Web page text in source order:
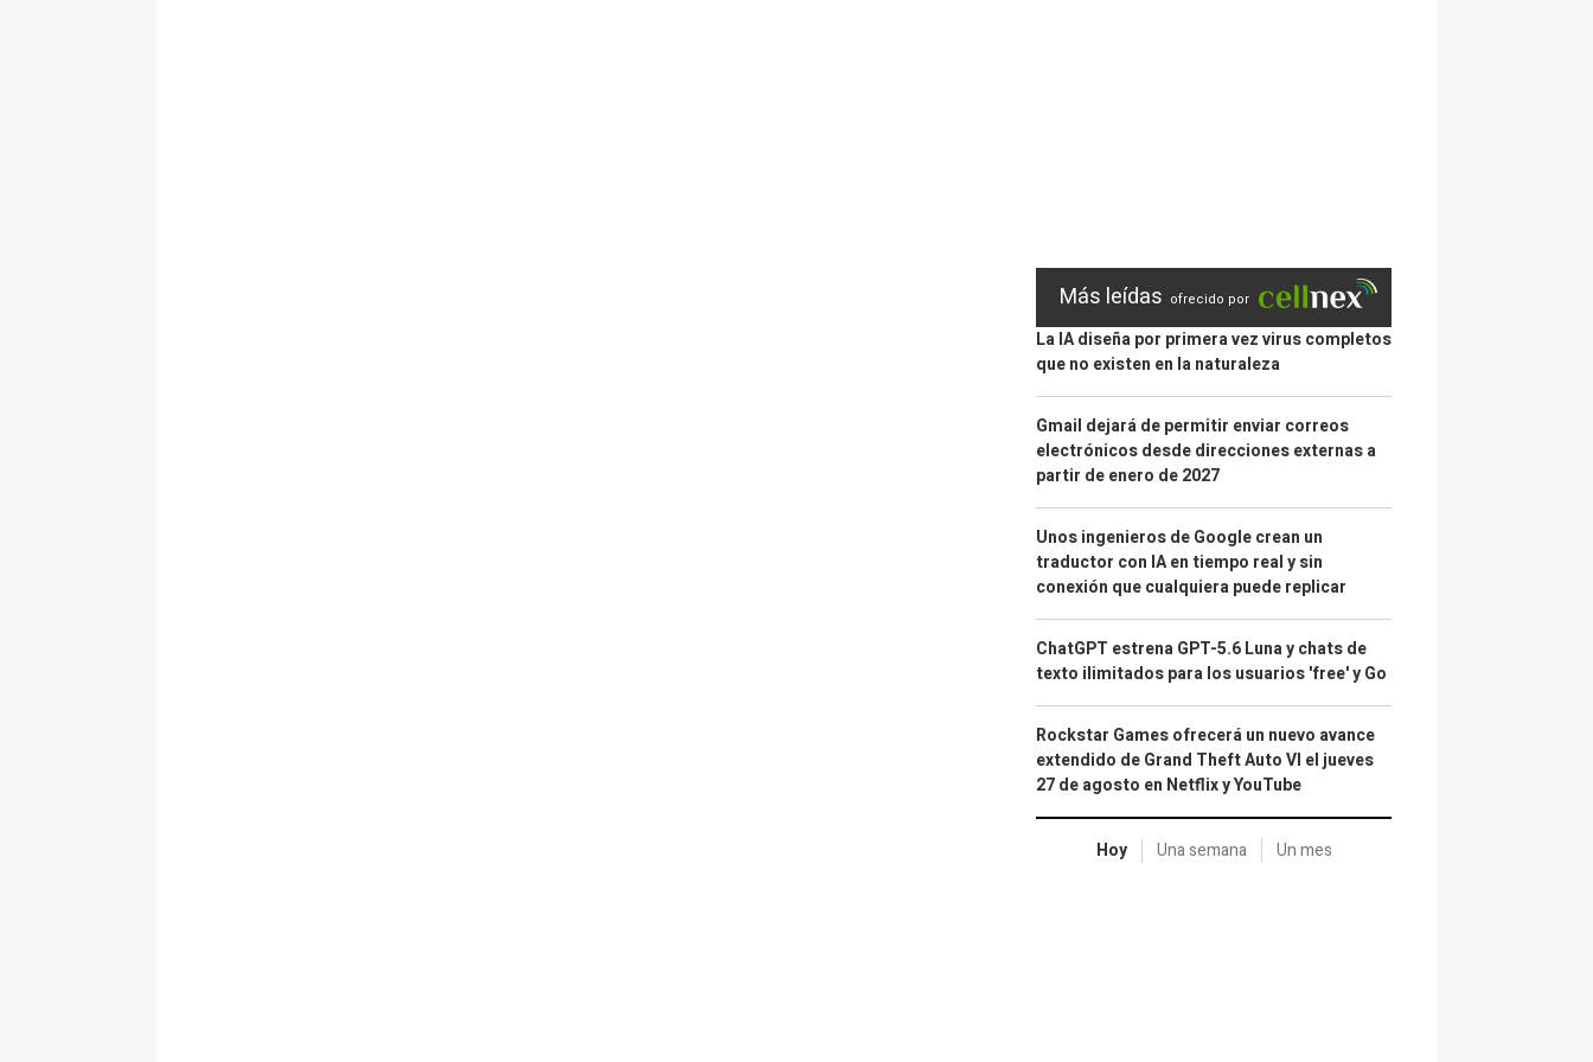
Más leídas ofrecido por
La IA diseña por primera vez virus completos
que no existen en la naturaleza
Gmail dejará de permitir enviar correos
electrónicos desde direcciones externas a
partir de enero de 2027
Unos ingenieros de Google crean un
traductor con IA en tiempo real y sin
conexión que cualquiera puede replicar
ChatGPT estrena GPT-5.6 Luna y chats de
texto ilimitados para los usuarios 'free' y Go
Rockstar Games ofrecerá un nuevo avance
extendido de Grand Theft Auto VI el jueves
27 de agosto en Netflix y YouTube
Hoy Una semana Un mes